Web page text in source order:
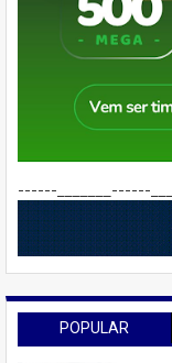
------_______------
POPULAR